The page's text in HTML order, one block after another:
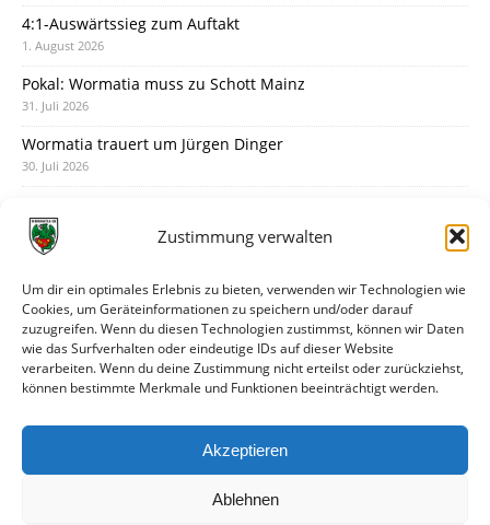
Zustimmung verwalten
Um dir ein optimales Erlebnis zu bieten, verwenden wir Technologien wie
Cookies, um Geräteinformationen zu speichern und/oder darauf
zuzugreifen. Wenn du diesen Technologien zustimmst, können wir Daten
wie das Surfverhalten oder eindeutige IDs auf dieser Website
verarbeiten. Wenn du deine Zustimmung nicht erteilst oder zurückziehst,
können bestimmte Merkmale und Funktionen beeinträchtigt werden.
Akzeptieren
Ablehnen
4:1-Auswärtssieg zum Auftakt
1. August 2026
Pokal: Wormatia muss zu Schott Mainz
31. Juli 2026
Wormatia trauert um Jürgen Dinger
30. Juli 2026
28. Juli 2026
28. Juli 2026
Neue Podcast-Folge: So tickt Björn!
27. Juli 2026
Eindrücke vom Stadionfest
Unterhaltsamer Abschlusstest mit später Niederlage
25. Juli 2026